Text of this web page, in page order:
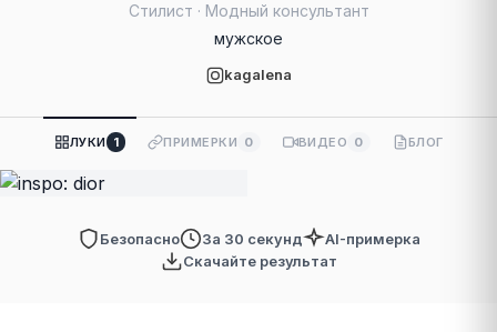
Стилист · Модный консультант
мужское
kagalena
ЛУКИ 1 ПРИМЕРКИ 0 ВИДЕО 0 БЛОГ
Безопасно За 30 секунд
AI-примерка
Скачайте результат